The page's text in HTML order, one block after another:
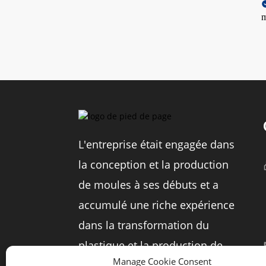
L'entreprise était engagée dans
la conception et la production
de moules à ses débuts et a
accumulé une riche expérience
dans la transformation du
plastique et la production de
Manage Cookie Consent